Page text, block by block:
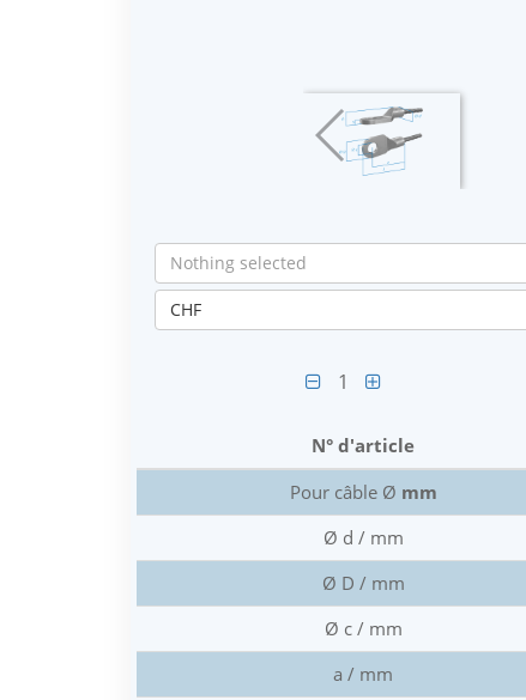
Nothing selected
CHF
1
N° d'article
Pour câble Ø mm
Ø d / mm
Ø D / mm
Ø c / mm
a / mm